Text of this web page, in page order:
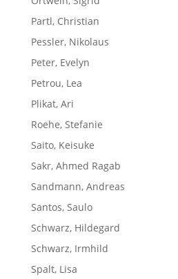
Partl, Christian
Pessler, Nikolaus
Peter, Evelyn
Petrou, Lea
Plikat, Ari
Roehe, Stefanie
Saito, Keisuke
Sakr, Ahmed Ragab
Sandmann, Andreas
Santos, Saulo
Schwarz, Hildegard
Schwarz, Irmhild
Spalt, Lisa